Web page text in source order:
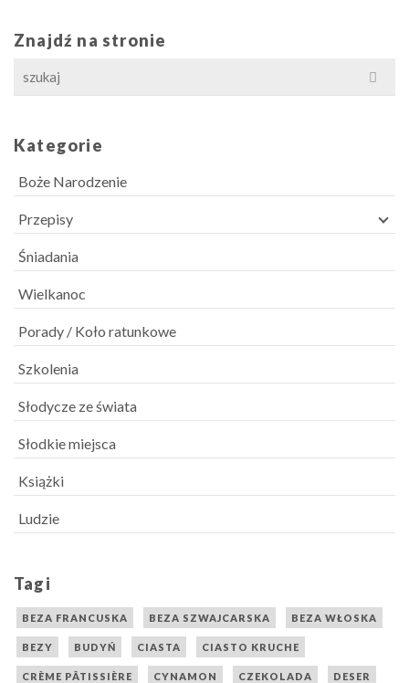
Znajdź na stronie
Search
for:
Kategorie
Boże Narodzenie
Przepisy
Śniadania
Wielkanoc
Porady / Koło ratunkowe
Szkolenia
Słodycze ze świata
Słodkie miejsca
Książki
Ludzie
Tagi
BEZA FRANCUSKA BEZA SZWAJCARSKA BEZA WŁOSKA
BEZY BUDYŃ CIASTA CIASTO KRUCHE
CRÈME PÂTISSIÈRE CYNAMON CZEKOLADA DESER